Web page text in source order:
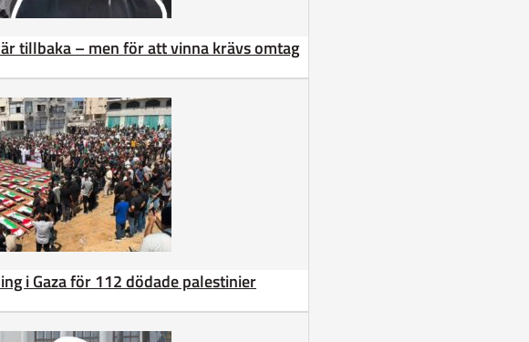
tillbaka – men för att vinna krävs omtag
i Gaza för 112 dödade palestinier